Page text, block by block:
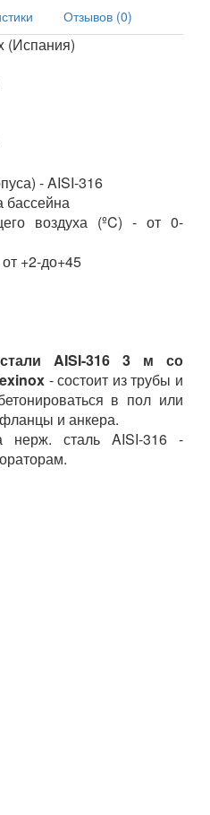
Отзывов (0)
(Испания)
- AISI-316
бассейна
воздуха (ºC) - от 0-
+2-до+45
AISI-316 3 м со
- состоит из трубы и
в пол или
фланцы и анкера.
нерж. сталь AISI-316 -